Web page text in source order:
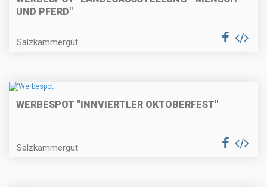
UND PFERD"
Salzkammergut
WERBESPOT "INNVIERTLER OKTOBERFEST"
Salzkammergut